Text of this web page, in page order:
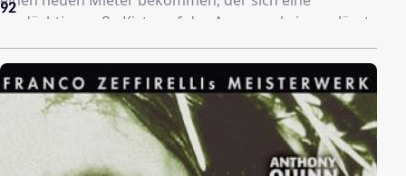
verdächtig große Kiste auf das Anwesen bringen lässt.
Schon bald verschwinden immer mehr Bewohner der
Stadt und Ben beschleicht das Gefühl, dass die
Erklärung im Marsten-House zu finden ist.
92